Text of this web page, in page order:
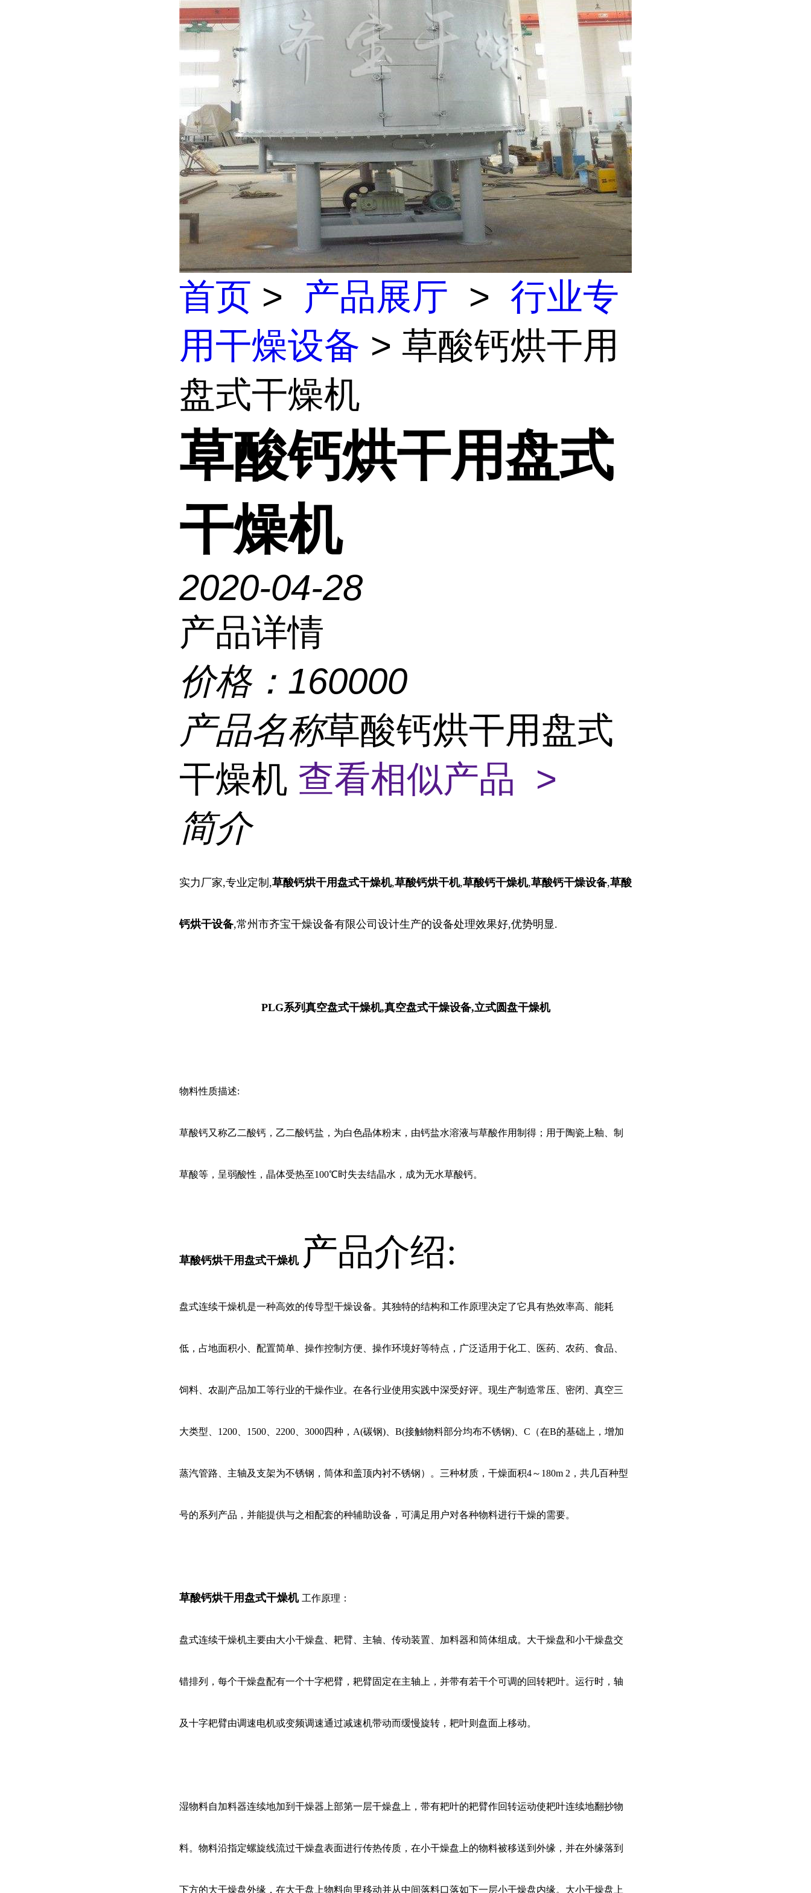
首页 > 产品展厅 > 行业专
用干燥设备 > 草酸钙烘干用
盘式干燥机
草酸钙烘干用盘式
干燥机
2020-04-28
产品详情
价格： 160000
产品名称草酸钙烘干用盘式
干燥机 查看相似产品 >
简介
实力厂家,专业定制,草酸钙烘干用盘式干燥机,草酸钙烘干机,草酸钙干燥机,草酸钙干燥设备,草酸
钙烘干设备,常州市齐宝干燥设备有限公司设计生产的设备处理效果好,优势明显.
PLG系列真空盘式干燥机,真空盘式干燥设备,立式圆盘干燥机
物料性质描述:
草酸钙又称乙二酸钙，乙二酸钙盐，为白色晶体粉末，由钙盐水溶液与草酸作用制得；用于陶瓷上釉、制
草酸等，呈弱酸性，晶体受热至100℃时失去结晶水，成为无水草酸钙。
草酸钙烘干用盘式干燥机 产品介绍:
盘式连续干燥机是一种高效的传导型干燥设备。其独特的结构和工作原理决定了它具有热效率高、能耗
低，占地面积小、配置简单、操作控制方便、操作环境好等特点，广泛适用于化工、医药、农药、食品、
饲料、农副产品加工等行业的干燥作业。在各行业使用实践中深受好评。现生产制造常压、密闭、真空三
大类型、1200、1500、2200、3000四种，A(碳钢)、B(接触物料部分均布不锈钢)、C（在B的基础上，增加
蒸汽管路、主轴及支架为不锈钢，筒体和盖顶内衬不锈钢）。三种材质，干燥面积4～180m 2，共几百种型
号的系列产品，并能提供与之相配套的种辅助设备，可满足用户对各种物料进行干燥的需要。
草酸钙烘干用盘式干燥机 工作原理：
盘式连续干燥机主要由大小干燥盘、耙臂、主轴、传动装置、加料器和筒体组成。大干燥盘和小干燥盘交
错排列，每个干燥盘配有一个十字杷臂，耙臂固定在主轴上，并带有若干个可调的回转耙叶。运行时，轴
及十字耙臂由调速电机或变频调速通过减速机带动而缓慢旋转，耙叶则盘面上移动。
湿物料自加料器连续地加到干燥器上部第一层干燥盘上，带有耙叶的耙臂作回转运动使耙叶连续地翻抄物
料。物料沿指定螺旋线流过干燥盘表面进行传热传质，在小干燥盘上的物料被移送到外缘，并在外缘落到
下方的大干燥盘外缘，在大干盘上物料向里移动并从中间落料口落如下一层小干燥盘内缘。大小干燥盘上